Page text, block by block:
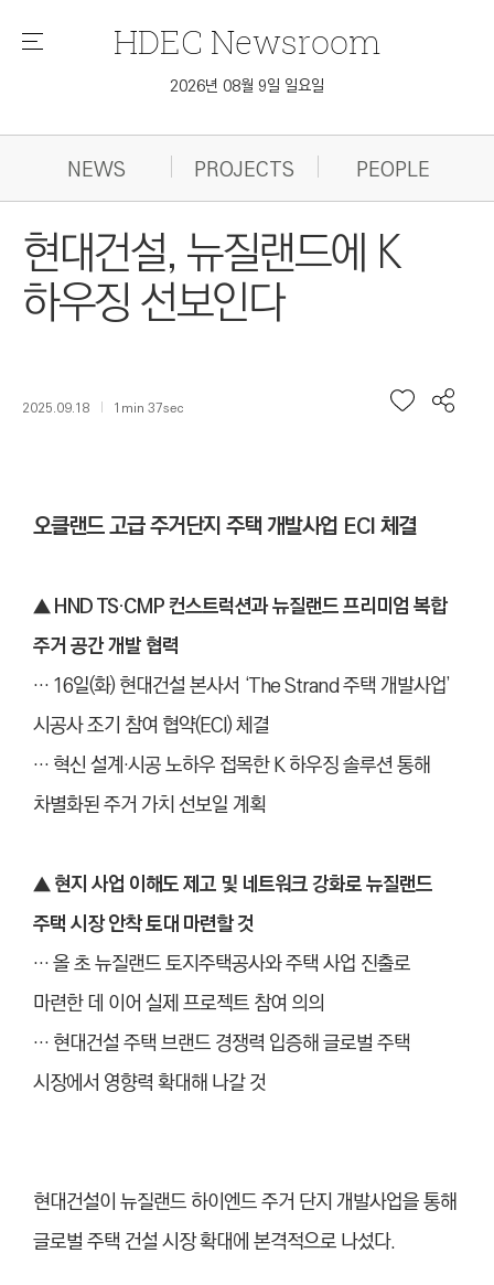
메
HDEC Newsroom
2026년 08월 9일 일요일
NEWS PROJECTS PEOPLE
현대건설, 뉴질랜드에 K
하우징 선보인다
2025.09.18 1min 37sec
오클랜드 고급 주거단지 주택 개발사업 ECI 체결
▲ HND TS·CMP 컨스트럭션과 뉴질랜드 프리미엄 복합
주거 공간 개발 협력
… 16일(화) 현대건설 본사서 ‘The Strand 주택 개발사업’
시공사 조기 참여 협약(ECI) 체결
… 혁신 설계·시공 노하우 접목한 K 하우징 솔루션 통해
차별화된 주거 가치 선보일 계획
▲현지 사업 이해도 제고 및 네트워크 강화로 뉴질랜드
주택 시장 안착 토대 마련할 것
… 올 초 뉴질랜드 토지주택공사와 주택 사업 진출로
마련한 데 이어 실제 프로젝트 참여 의의
… 현대건설 주택 브랜드 경쟁력 입증해 글로벌 주택
시장에서 영향력 확대해 나갈 것
현대건설이 뉴질랜드 하이엔드 주거 단지 개발사업을 통해
글로벌 주택 건설 시장 확대에 본격적으로 나섰다.